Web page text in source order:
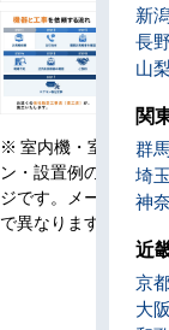
※ 室内機・室外機・
ン・設置例の画像は
ジです。メーカー、
で異なります。
新
長
山
関
群
埼
神
近
京
大